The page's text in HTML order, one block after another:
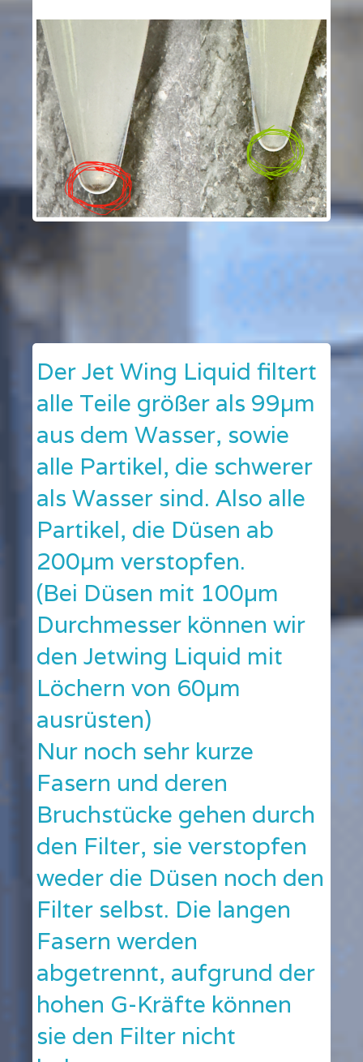
Der Jet Wing Liquid filtert
alle Teile größer als 99µm
aus dem Wasser, sowie
alle Partikel, die schwerer
als Wasser sind. Also alle
Partikel, die Düsen ab
200µm verstopfen.
(Bei Düsen mit 100µm
Durchmesser können wir
den Jetwing Liquid mit
Löchern von 60µm
ausrüsten)
Nur noch sehr kurze
Fasern und deren
Bruchstücke gehen durch
den Filter, sie verstopfen
weder die Düsen noch den
Filter selbst. Die langen
Fasern werden
abgetrennt, aufgrund der
hohen G-Kräfte können
sie den Filter nicht